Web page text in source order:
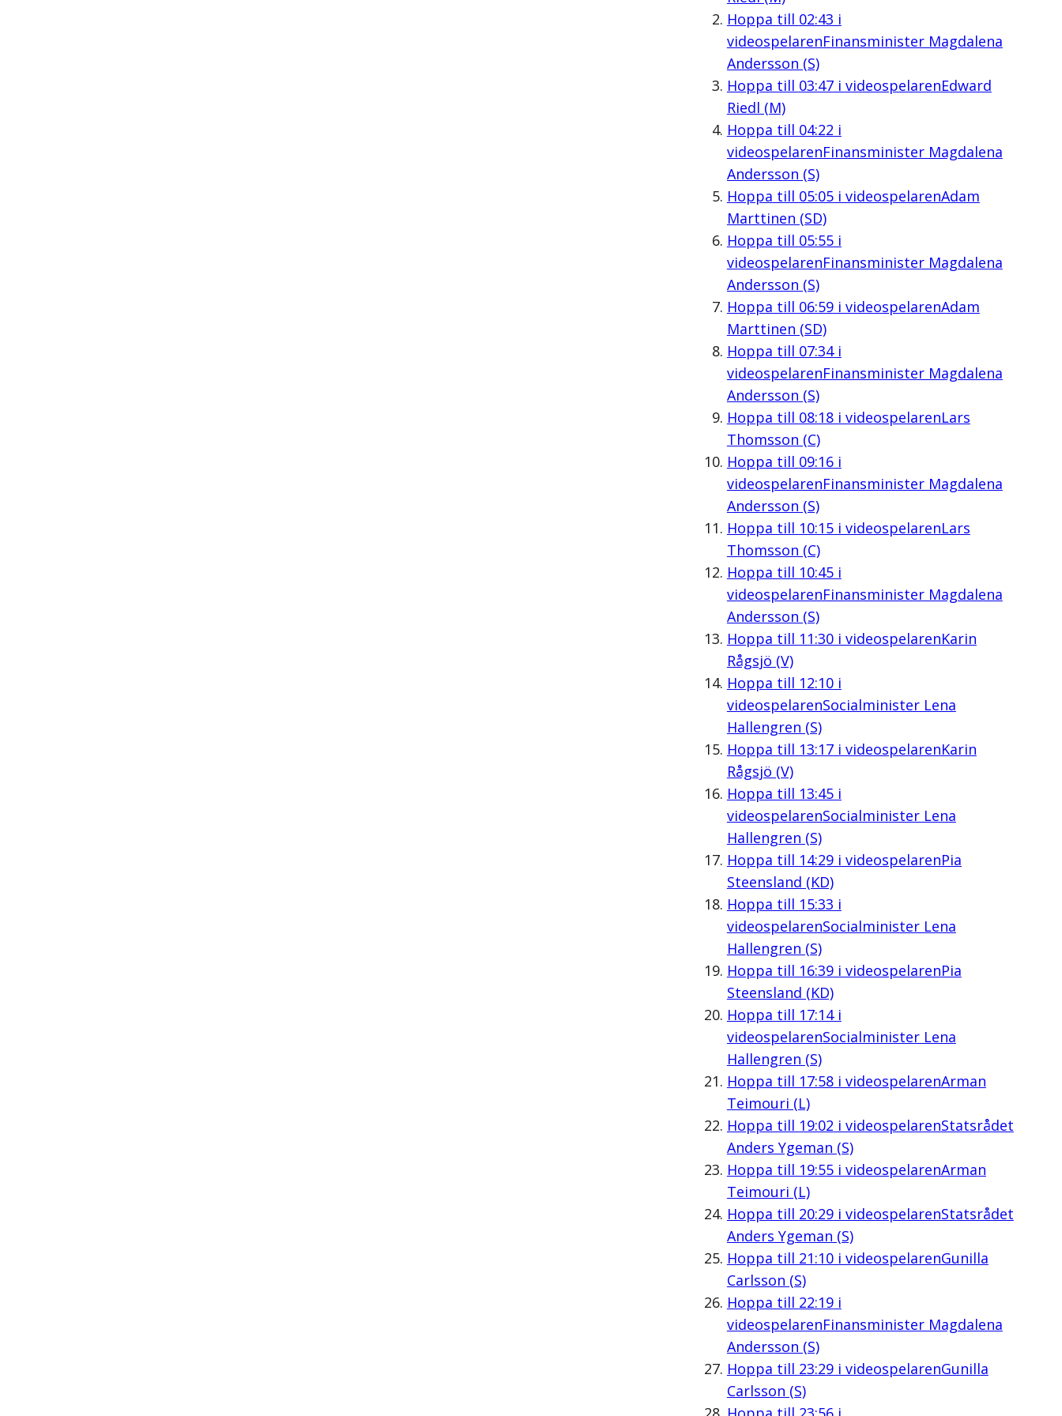
Hoppa till 02:43 i
videospelarenFinansminister Magdalena
Andersson (S)
Hoppa till 03:47i videospelarenEdward
Riedl (M)
Hoppa till 04:22 i
videospelarenFinansminister Magdalena
Andersson (S)
Hoppa till 05:05i videospelarenAdam
Marttinen (SD)
Hoppa till 05:55i
videospelarenFinansminister Magdalena
Andersson (S)
Hoppa till 06:59i videospelarenAdam
Marttinen (SD)
Hoppa till 07:34i
videospelarenFinansminister Magdalena
Andersson (S)
Hoppa till 08:18i videospelarenLars
Thomsson (C)
Hoppa till 09:16i
videospelarenFinansminister Magdalena
Andersson (S)
Hoppa till 10:15i videospelarenLars
Thomsson (C)
Hoppa till 10:45i
videospelarenFinansminister Magdalena
Andersson (S)
Hoppa till 11:30i videospelarenKarin
Rågsjö (V)
Hoppa till 12:10i
videospelarenSocialminister Lena
Hallengren (S)
Hoppa till 13:17i videospelarenKarin
Rågsjö (V)
Hoppa till 13:45i
videospelarenSocialminister Lena
Hallengren (S)
Hoppa till 14:29i videospelarenPia
Steensland (KD)
Hoppa till 15:33 i
videospelarenSocialminister Lena
Hallengren (S)
Hoppa till 16:39i videospelarenPia
Steensland (KD)
Hoppa till 17:14i
videospelarenSocialminister Lena
Hallengren (S)
Hoppa till 17:58i videospelarenArman
Teimouri (L)
Hoppa till 19:02 i videospelarenStatsrådet
Anders Ygeman (S)
Hoppa till 19:55i videospelarenArman
Teimouri (L)
Hoppa till 20:29i videospelarenStatsrådet
Anders Ygeman (S)
Hoppa till 21:10i videospelarenGunilla
Carlsson (S)
Hoppa till 22:19i
videospelarenFinansminister Magdalena
Andersson (S)
Hoppa till 23:29i videospelarenGunilla
Carlsson (S)